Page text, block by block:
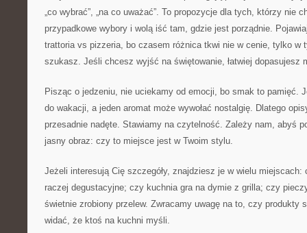
„co wybrać”, „na co uważać”. To propozycje dla tych, którzy nie
przypadkowe wybory i wolą iść tam, gdzie jest porządnie.
trattoria vs pizzeria, bo czasem różnica tkwi nie w cenie, tylko w
szukasz. Jeśli chcesz wyjść na świętowanie, łatwiej dopasujesz
Pisząc o jedzeniu, nie uciekamy od emocji, bo smak to pamięć.
do wakacji, a jeden aromat może wywołać nostalgię. Dlatego
przesadnie nadęte. Stawiamy na czytelność. Zależy nam, abyś
jasny obraz: czy to miejsce jest w Twoim stylu.
Jeżeli interesują Cię szczegóły, znajdziesz je w wielu
raczej degustacyjne; czy kuchnia gra na dymie z grilla; czy
świetnie zrobiony przelew. Zwracamy uwagę na to, czy produkty
widać, że ktoś na kuchni myśli.